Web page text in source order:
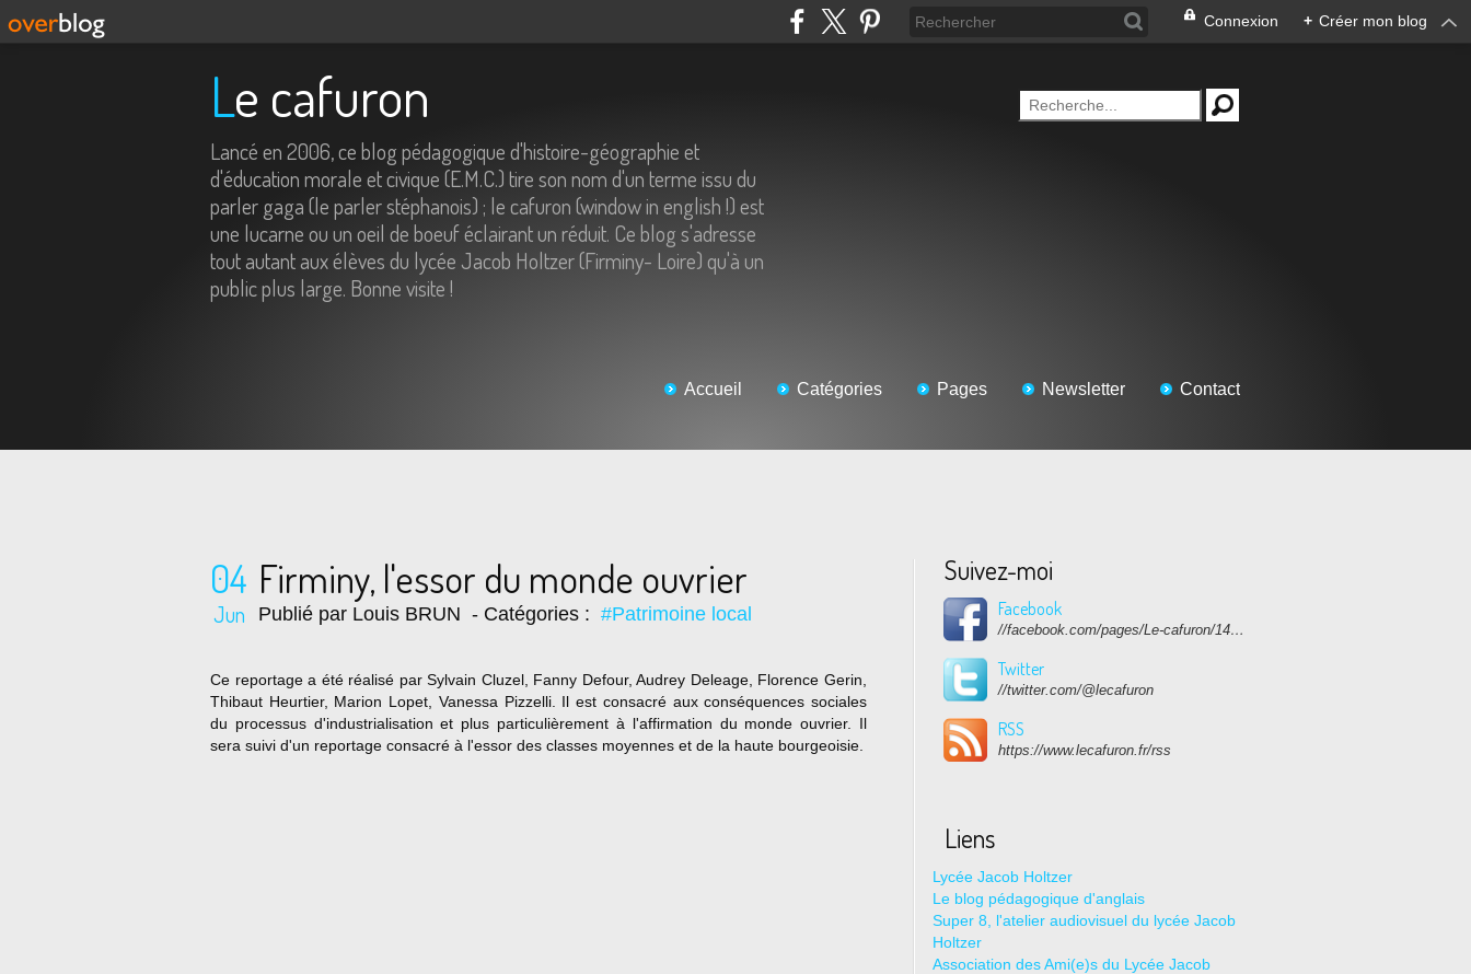
Connexion + Créer mon blog
Le cafuron
Lancé en 2006, ce blog pédagogique d'histoire-géographie et
d'éducation morale et civique (E.M.C.) tire son nom d'un terme issu du
parler gaga (le parler stéphanois) ; le cafuron (window in english !) est
une lucarne ou un oeil de boeuf éclairant un réduit. Ce blog s'adresse
tout autant aux élèves du lycée Jacob Holtzer (Firminy- Loire) qu'à un
public plus large. Bonne visite !
Accueil Catégories Pages Newsletter Contact
04
Jun
Firminy, l'essor du monde ouvrier
Publié par Louis BRUN - Catégories : #Patrimoine local
Ce reportage a été réalisé par Sylvain Cluzel, Fanny Defour, Audrey Deleage, Florence Gerin,
Thibaut Heurtier, Marion Lopet, Vanessa Pizzelli. Il est consacré aux conséquences sociales
du processus d'industrialisation et plus particulièrement à l'affirmation du monde ouvrier. Il
sera suivi d'un reportage consacré à l'essor des classes moyennes et de la haute bourgeoisie.
Suivez-moi
Facebook
//facebook.com/pages/Le-cafuron/1415682768741632
Twitter
//twitter.com/@lecafuron
RSS
https://www.lecafuron.fr/rss
Liens
Lycée Jacob Holtzer
Le blog pédagogique d'anglais
Super 8, l'atelier audiovisuel du lycée Jacob
Holtzer
Association des Ami(e)s du Lycée Jacob